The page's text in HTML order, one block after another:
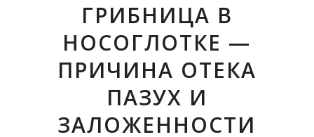
ГРИБНИЦА В
НОСОГЛОТКЕ —
ПРИЧИНА ОТЕКА
ПАЗУХ И
ЗАЛОЖЕННОСТИ